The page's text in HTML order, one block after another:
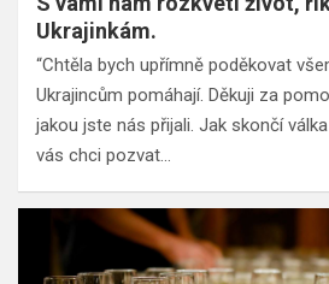
Ukrajinkám.
“Chtěla bych upřímně poděkovat
Ukrajincům pomáhají. Děkuji za
jakou jste nás přijali. Jak skončí
vás chci pozvat…